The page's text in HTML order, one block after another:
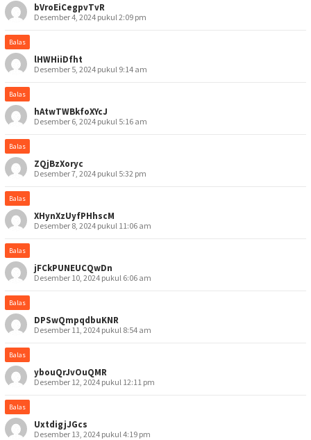
bVroEiCegpvTvR
Desember 4, 2024 pukul 2:09 pm
Balas
lHWHiiDfht
Desember 5, 2024 pukul 9:14 am
Balas
hAtwTWBkfoXYcJ
Desember 6, 2024 pukul 5:16 am
Balas
ZQjBzXoryc
Desember 7, 2024 pukul 5:32 pm
Balas
XHynXzUyfPHhscM
Desember 8, 2024 pukul 11:06 am
Balas
jFCkPUNEUCQwDn
Desember 10, 2024 pukul 6:06 am
Balas
DPSwQmpqdbuKNR
Desember 11, 2024 pukul 8:54 am
Balas
ybouQrJvOuQMR
Desember 12, 2024 pukul 12:11 pm
Balas
UxtdigjJGcs
Desember 13, 2024 pukul 4:19 pm